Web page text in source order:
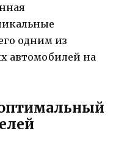
одним из
автомобилей на